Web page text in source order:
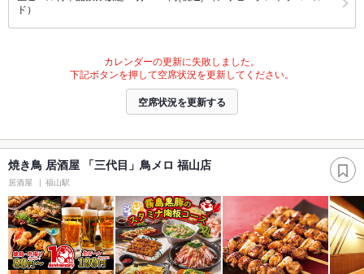
ド）
カレンダーの更新に失敗しました。
下記ボタンを押して空席状況を更新してください。
空席状況を更新する
焼き鳥 居酒屋 「三代目」鳥メロ 福山店
居酒屋 福山駅